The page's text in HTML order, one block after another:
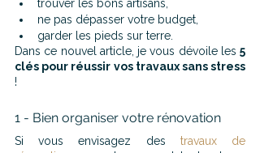
trouver les bons artisans,
ne pas dépasser votre budget,
garder les pieds sur terre.
Dans ce nouvel article, je vous dévoile les 5
clés pour réussir vos travaux sans stress
!
1 - Bien organiser votre rénovation
Si vous envisagez des travaux de